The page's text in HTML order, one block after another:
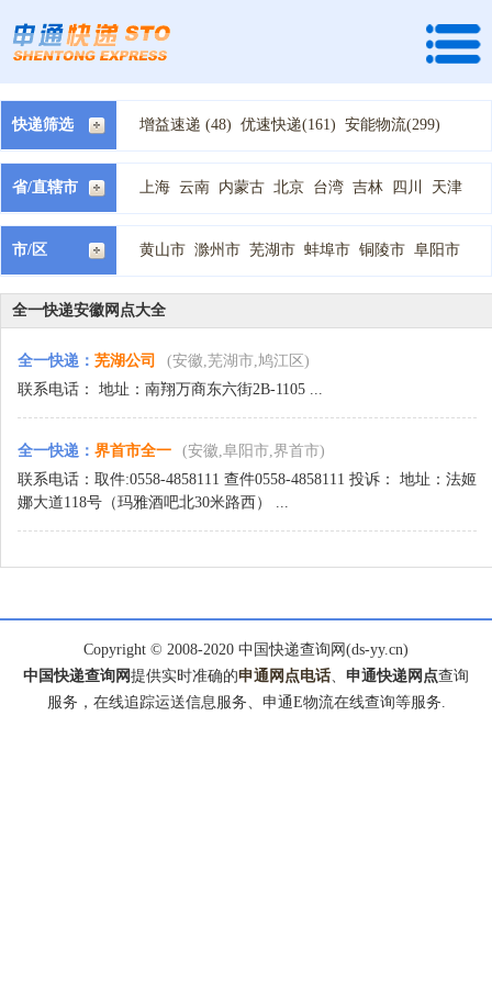
快递筛选 增益速递 (48) 优速快递(161) 安能物流(299)
快捷快递(92) 全峰快递(134) 龙邦速运 (29)
天地华宇 (70)
速尔快递(89)
宅急送快递(238)
德邦物流(136) 顺丰快递(18) 天天快递(132)
百世汇通快递(167) 申通快递(87) 圆通快递(91)
佳吉快递 (31)
瑞丰速递 (1) 百世快运(68)
省/直辖市 上海 云南 内蒙古 北京 台湾 吉林 四川
天津
宁夏 安徽 山东 山西 广东 广西 新疆 江苏 江西
河北
河南 浙江 海南 湖北 湖南 甘肃 福建 西藏
市/区 黄山市 滁州市 芜湖市 蚌埠市 铜陵市 阜阳市
马鞍山市 淮南市 淮北市 宣城市 宿州市 池州市
安庆市
全一快递安徽网点大全
全一快递 ： 芜湖公司
(安徽,芜湖市,鸠江区)
联系电话： 地址：南翔万商东六街2B-1105 ...
全一快递 ： 界首市全一
(安徽,阜阳市,界首市)
联系电话：取件:0558-4858111 查件0558-4858111 投诉： 地址：法姬
娜大道118号（玛雅酒吧北30米路西） ...
Copyright © 2008-2020 中国快递查询网(ds-yy.cn)
中国快递查询网提供实时准确的申通网点电话、 申通快递网点查询
服务，在线追踪运送信息服务、申通E物流在线查询等服务.